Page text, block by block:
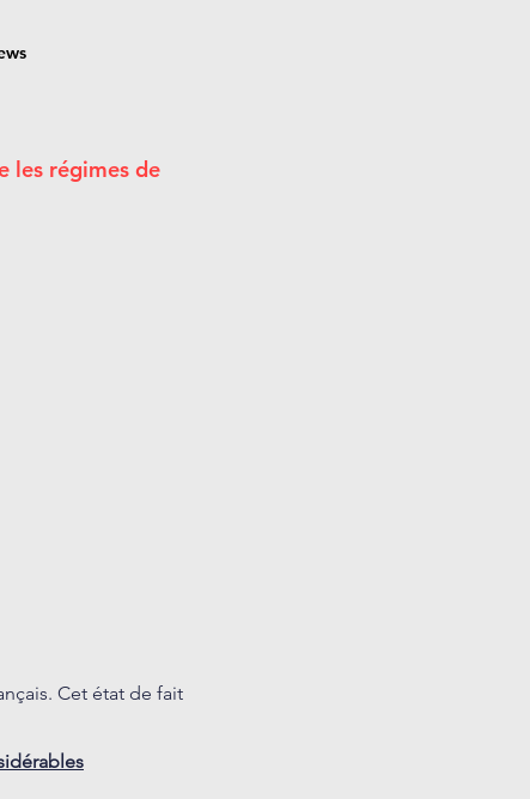
les régimes de
Cet état de fait